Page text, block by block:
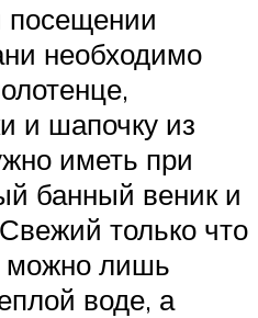
посещении
необходимо
и шапочку из
иметь при
банный веник и
только что
можно лишь
воде, а